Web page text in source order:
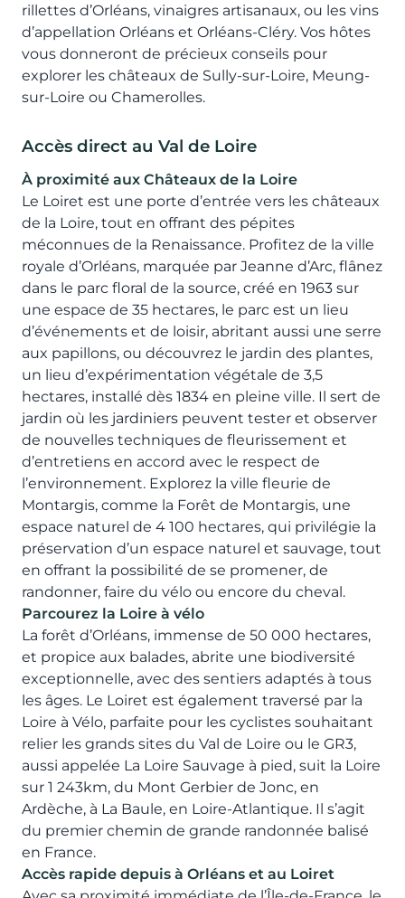
rillettes d’Orléans, vinaigres artisanaux, ou les vins
d’appellation Orléans et Orléans-Cléry. Vos hôtes
vous donneront de précieux conseils pour
explorer les châteaux de Sully-sur-Loire, Meung-
sur-Loire ou Chamerolles.
Accès direct au Val de Loire
À proximité aux Châteaux de la Loire
Le Loiret est une porte d’entrée vers les châteaux
de la Loire, tout en offrant des pépites
méconnues de la Renaissance. Profitez de la ville
royale d’Orléans, marquée par Jeanne d’Arc, flânez
dans le parc floral de la source, créé en 1963 sur
une espace de 35 hectares, le parc est un lieu
d’événements et de loisir, abritant aussi une serre
aux papillons, ou découvrez le jardin des plantes,
un lieu d’expérimentation végétale de 3,5
hectares, installé dès 1834 en pleine ville. Il sert de
jardin où les jardiniers peuvent tester et observer
de nouvelles techniques de fleurissement et
d’entretiens en accord avec le respect de
l’environnement. Explorez la ville fleurie de
Montargis, comme la Forêt de Montargis, une
espace naturel de 4 100 hectares, qui privilégie la
préservation d’un espace naturel et sauvage, tout
en offrant la possibilité de se promener, de
randonner, faire du vélo ou encore du cheval.
Parcourez la Loire à vélo
La forêt d’Orléans, immense de 50 000 hectares,
et propice aux balades, abrite une biodiversité
exceptionnelle, avec des sentiers adaptés à tous
les âges. Le Loiret est également traversé par la
Loire à Vélo, parfaite pour les cyclistes souhaitant
relier les grands sites du Val de Loire ou le GR3,
aussi appelée La Loire Sauvage à pied, suit la Loire
sur 1 243km, du Mont Gerbier de Jonc, en
Ardèche, à La Baule, en Loire-Atlantique. Il s’agit
du premier chemin de grande randonnée balisé
en France.
Accès rapide depuis à Orléans et au Loiret